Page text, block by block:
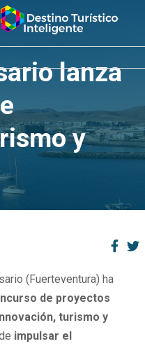
lanza
y
(Fuerteventura) ha
de proyectos
turismo y
impulsar el